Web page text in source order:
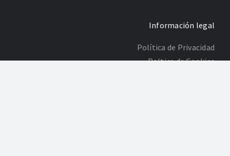
Información legal
Política de Privacidad
Poltica de Cookies